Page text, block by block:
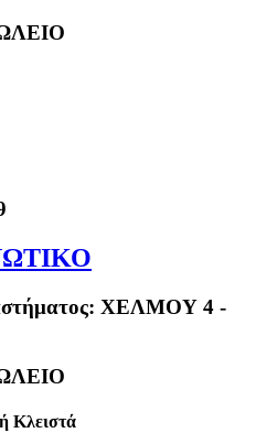
ΧΕΛΜΟΥ 4 -
Κλειστά